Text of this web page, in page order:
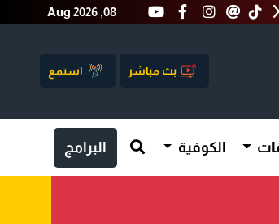
Aug 2026 ,08
بث مباشر استمع
الكوفية البرامج